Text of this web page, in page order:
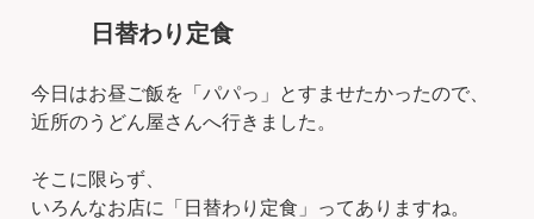
日替わり定食
今日はお昼ご飯を「パパっ」とすませたかったので、
近所のうどん屋さんへ行きました。
そこに限らず、
いろんなお店に「日替わり定食」ってありますね。